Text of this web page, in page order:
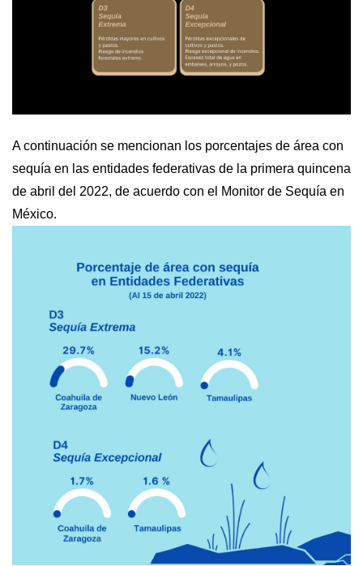
A continuación se mencionan los porcentajes de área con
sequía en las entidades federativas de la primera quincena
de abril del 2022, de acuerdo con el Monitor de Sequía en
México.